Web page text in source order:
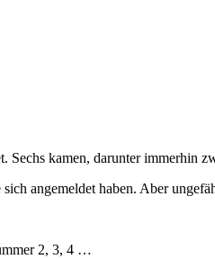
kamen, darunter immerhin
angemeldet haben. Aber
2, 3, 4 …